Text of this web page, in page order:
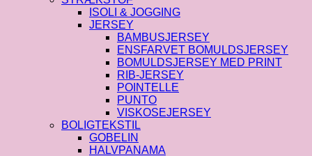
ISOLI & JOGGING
JERSEY
BAMBUSJERSEY
ENSFARVET BOMULDSJERSEY
BOMULDSJERSEY MED PRINT
RIB-JERSEY
POINTELLE
PUNTO
VISKOSEJERSEY
BOLIGTEKSTIL
GOBELIN
HALVPANAMA